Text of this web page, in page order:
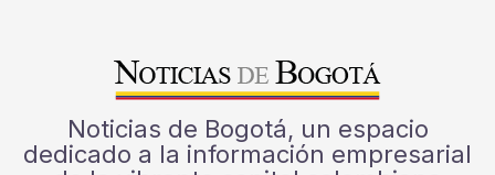
Noticias de Bogotá, un espacio
dedicado a la información empresarial